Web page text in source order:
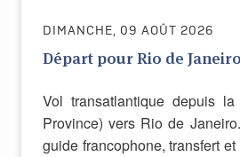
DIMANCHE, 09 AOÛT 2026
Départ pour Rio de Janeiro
Vol transatlantique depuis
Province) vers Rio de
guide francophone, transfert